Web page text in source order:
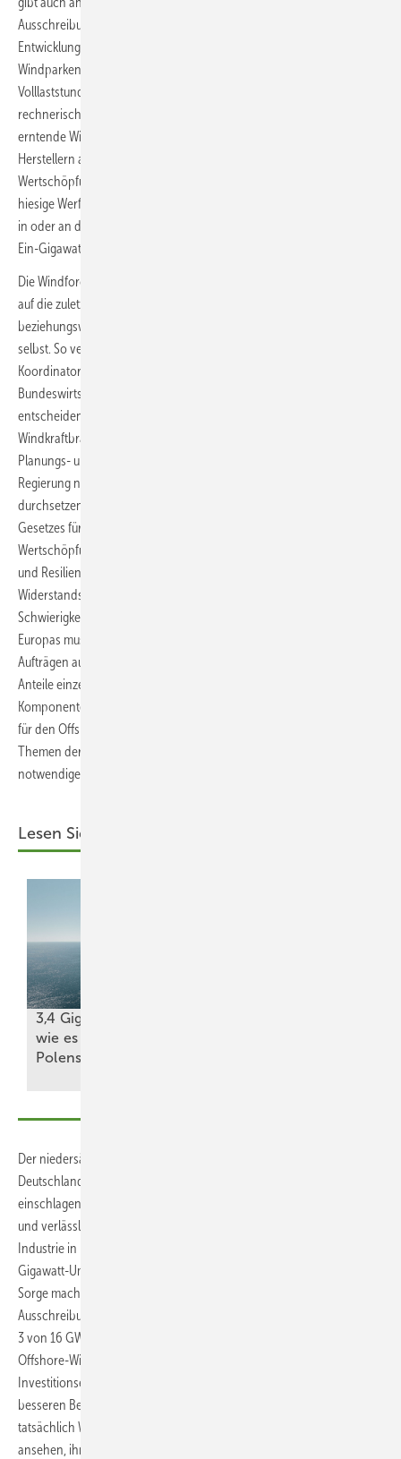
Ausschreibung“, sagte Assheuer. Zugleich müssten künftige
Entwicklungsflächen so ausgelegt sein, dass sie mehr Energie aus den
Windparkentwicklungszonen gewinnen lassen und wieder
Volllaststunden von mindestens 4.000 im Jahr ermöglichen – also
rechnerisch fast zur Hälfte der 8.760 Jahresstunden auf Volllast
erntende Windturbinen. Und um im Wettbewerb mit internationalen
Herstellern aus Asien auch eine weiterhin europäische
Wertschöpfung garantieren zu können, solle die Politik nicht mehr die
hiesige Werften überfordernden Zwei-Gigawatt-Umspannplattformen
in oder an den Offshore-Windparks verlangen, sondern nur noch
Ein-Gigawatt-Plattformen.
Die Windforce zeigte gleichwohl die große Bandbreite der Blickwinkel
auf die zuletzt unter stockenden Auftragseingängen leidende Branche
beziehungsweise auf unterschiedliche Perspektiven in der Branche
selbst. So versprach der per Video zugeschaltete Maritime
Koordinator der Bundesregierung, Christoph Ploss aus dem
Bundeswirtschaftsministerium, das Reformjahr 2026 als
entscheidendes Jahr für die Neuausrichtung der Offshore-
Windkraftbranche politisch zu gestalten. Um für die Branche
Planungs- und Investitionssicherheit zu schaffen, werde die
Regierung nicht nur noch in diesem Jahr die WindSeeG-Novelle
durchsetzen, sondern durch Umsetzung des europäischen NZIA-
Gesetzes für die Besserwertung höherer europäischer
Wertschöpfungsanteile bei den Projektzuschlägen die Unabhängigkeit
und Resilienz der Offshore-Windstromerzeugung stärken. Die
Widerstandsfähigkeit der Lieferkette für Windkrafttechnik gegen
Schwierigkeiten bei Komponenten-Zulieferungen von außerhalb
Europas muss gemäß NZIA beispielsweise durch eine Verteilung von
Aufträgen auf mehrere Zulieferer und durch geringe nicht zu hohe
Anteile einzelner nichteuropäischer Länder an einzelnen
Komponenten. Auch der Ausbau der Häfen als „zentrale Grundlage“
für den Offshore-Windenergie-Ausbau sei eines der zahlreichen
Themen der Offshore-Windkraft, für das die Bundesregierung die
notwendigen Schritte noch in diesem Jahr angehen müsse.
Lesen Sie auch:
3,4 Gigawatt, drei Projekte –
wie es mit Meereswindkraft vor
Polens Küste weiter
Der niedersächsische Ministerpräsident Olaf Lies wiederum warnte,
Deutschland dürfe auch bei Offshore-Windkraft nun nicht den Weg
einschlagen, der Energie teuer mache, „sondern am Ende bezahlbar
und verlässlich“. Auch werde die Energietechnik produzierende
Industrie in Deutschland künftig mit der Produktion auch von Zwei-
Gigawatt-Umspannplattformen durchaus zurechtkommen können.
Sorge mache ihm allerdings die Einführung des CFD-
Ausschreibungssystems schon zu einem Zeitpunkt, an dem es nur für
3 von 16 GW bereits in Ausschreibungen bezuschlagten künftigen
Offshore-Windparkkapazitäten bereits finale
Investitionsentscheidungen (FID) gebe. Bei mutmaßlich künftig
besseren Bedingungen durch die CFD-Ausschreibungen könnten
tatsächlich Windparkentwickler es als nicht mehr wirtschaftlich
ansehen, ihren Grünstrom auf dem freien Strommarkt in Konkurrenz